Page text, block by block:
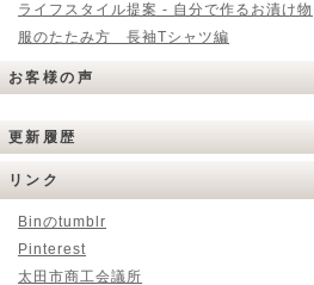
ライフスタイル提案 - 自分で作るお漬け物
服のたたみ方 長袖Tシャツ編
お客様の声
更新履歴
リンク
Binのtumblr
Pinterest
太田市商工会議所